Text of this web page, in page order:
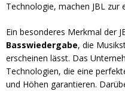
Technologie, machen JBL zur
Ein besonderes Merkmal der
Basswiedergabe, die
erscheinen lässt. Das
Technologien, die eine
und Höhen garantieren.